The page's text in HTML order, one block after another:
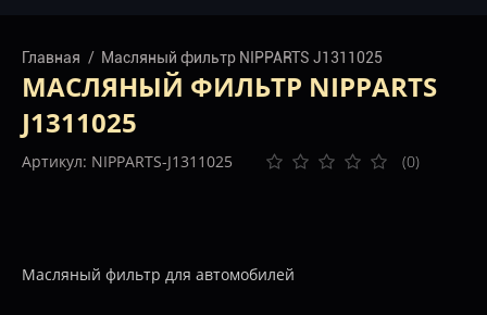
Главная Масляный фильтр NIPPARTS J1311025
МАСЛЯНЫЙ ФИЛЬТР NIPPARTS
J1311025
Артикул: NIPPARTS-J1311025 (0)
Масляный фильтр для автомобилей